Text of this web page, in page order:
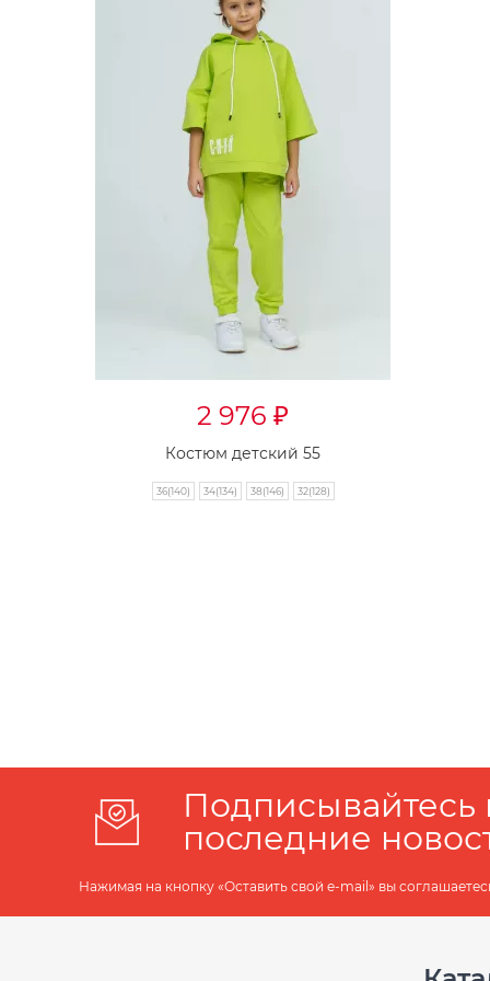
2 976 ₽
Костюм детский 55
36(140) 34(134) 38(146) 32(128)
Подписывайтесь
последние
Нажимая на кнопку «Оставить свой e-mail» вы